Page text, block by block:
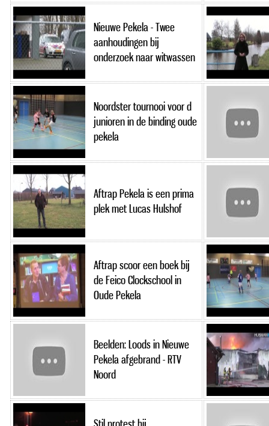
Nieuwe Pekela - Twee
aanhoudingen bij
onderzoek naar witwassen
Noordster tournooi voor d
junioren in de binding oude
pekela
Aftrap Pekela is een prima
plek met Lucas Hulshof
Aftrap scoor een boek bij
de Feico Clockschool in
Oude Pekela
Beelden: Loods in Nieuwe
Pekela afgebrand - RTV
Noord